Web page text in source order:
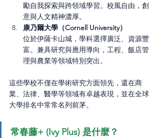
勵自我探索與跨領域學習。校風自由，創
意與人文精神濃厚。
康乃爾大學（Cornell University）
位於伊薩卡山城，學科選擇廣泛、資源豐
富。兼具研究與應用導向，工程、飯店管
理與農業等領域特別突出。
這些學校不僅在學術研究方面領先，還在商
業、法律、醫學等領域有卓越表現，並在全球
大學排名中常常名列前茅。
常春藤+ (Ivy Plus) 是什麼？